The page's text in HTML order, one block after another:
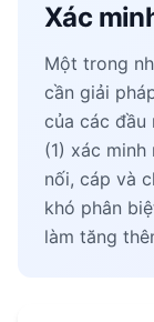
Xác
Một trong
cần giải
của các đầu
(1) xác
nối, cáp và
khó phân
làm tăng